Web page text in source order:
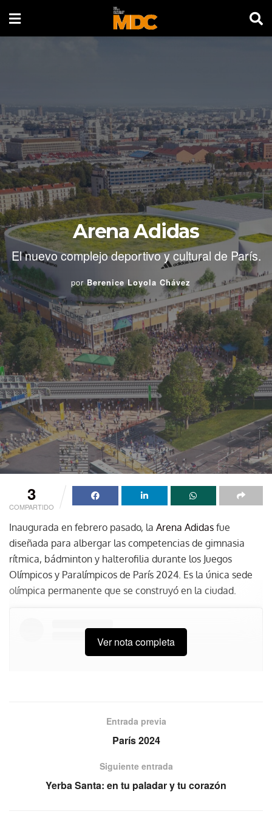
Arena Adidas
El nuevo complejo deportivo y cultural de París.
por Berenice Loyola Chávez
3
COMPARTIDO
Inaugurada en febrero pasado, la Arena Adidas fue
diseñada para albergar las competencias de gimnasia
rítmica, bádminton y halterofilia durante los Juegos
Olímpicos y Paralímpicos de París 2024. Es la única sede
olímpica permanente que se construyó en la ciudad.
Ver nota completa
Entrada previa
París 2024
Siguiente entrada
Yerba Santa: en tu paladar y tu corazón